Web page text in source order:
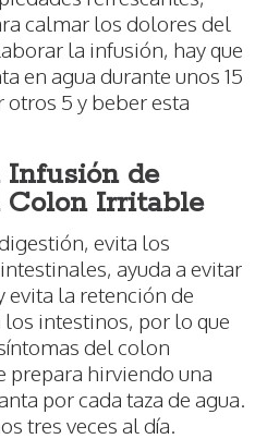
calmar los dolores del
la infusión, hay que
en agua durante unos 15
5 y beber esta
Infusión de
Colon Irritable
evita los
ayuda a evitar
evita la retención de
intestinos, por lo que
del colon
prepara hirviendo una
por cada taza de agua.
tres veces al día.